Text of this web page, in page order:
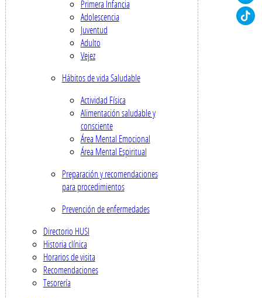
Primera Infancia
Adolescencia
Juventud
Adulto
Vejez
Hábitos de vida Saludable
Actividad Física
Alimentación saludable y
consciente
Área Mental Emocional
Área Mental Espiritual
Preparación y recomendaciones
para procedimientos
Prevención de enfermedades
Directorio HUSI
Historia clínica
Horarios de visita
Recomendaciones
Tesorería